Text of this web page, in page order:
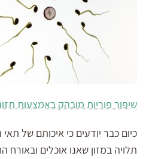
שיפור פוריות מובהק באמצעות
כיום כבר יודעים כי איכותם של תאי
תלויה במזון שאנו אוכלים ובאורח